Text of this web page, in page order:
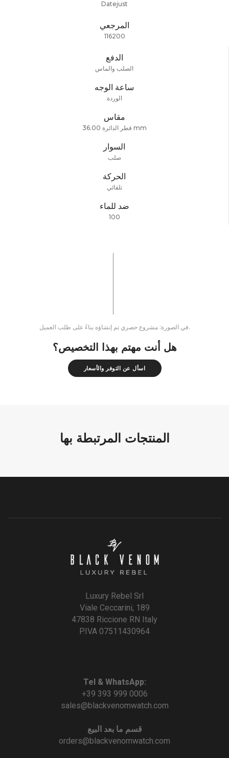
Datejust
المرجعي
116200
الدفع
الصلب والماس
ساعة الوجه
الوردة
مقاس
قطر الدائرة 36.00 mm
السوار
صلب
الحركة
تلقائي
ضد للماء
100
في الصورة: مشروع حصري تم إنشاؤه بناءً على طلب العميل.
هل أنت مهتم بهذا التخصيص؟
اسأل عن التوفر والأسعار
المنتجات المرتبطة بها
Luxury Rebel Srl
Viale Ceccarini, 189
47838 Riccione RN Italy
P.IVA 07511430964
Tel & WhatsApp:
+39 393 999 0006
sales@blackvenomwatch.com
قسم ما بعد البيع
orders@blackvenomwatch.com